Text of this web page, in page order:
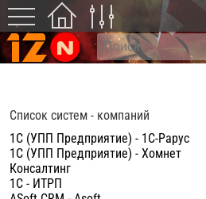
Список систем - компаний
1C (УПП Предприятие) - 1С-Рарус
1C (УПП Предприятие) - Хомнет
Консалтинг
1С - ИТРП